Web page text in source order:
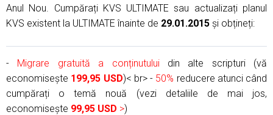
Anul Nou. Cumpărați KVS ULTIMATE sau actualizați planul
KVS existent la ULTIMATE înainte de 29.01.2015 și obțineți:
- Migrare gratuită a conținutuluidin alte scripturi (vă
economisește 199,95 USD)< br> - 50% reducere atunci când
cumpărați o temă nouă (vezi detaliile de mai jos,
economisește 99,95 USD >)